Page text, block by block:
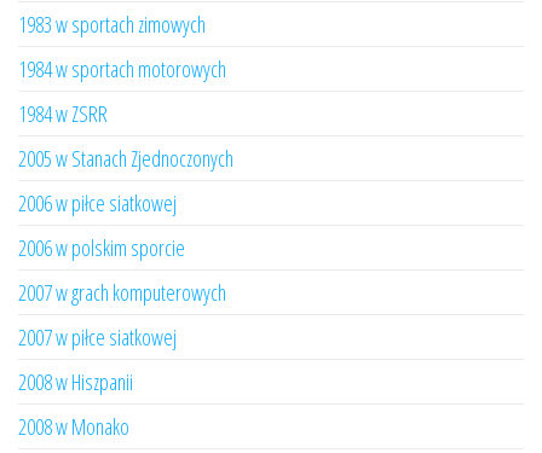
1983 w sportach zimowych
1984 w sportach motorowych
1984 w ZSRR
2005 w Stanach Zjednoczonych
2006 w piłce siatkowej
2006 w polskim sporcie
2007 w grach komputerowych
2007 w piłce siatkowej
2008 w Hiszpanii
2008 w Monako